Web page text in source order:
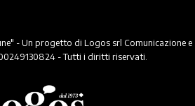
- Un progetto di Logos srl Comunicazione e
- Tutti i diritti riservati.